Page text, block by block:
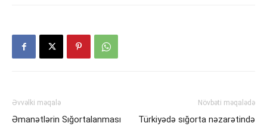
Əvvəlki məqalə
Əmanətlərin Sığortalanması
Növbəti məqalədə
Türkiyədə sığorta nəzarətində